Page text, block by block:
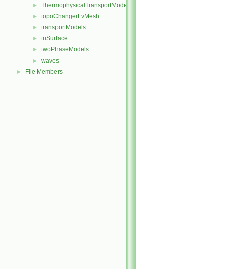
► ThermophysicalTransportModels
► topoChangerFvMesh
► transportModels
► triSurface
► twoPhaseModels
► waves
► File Members